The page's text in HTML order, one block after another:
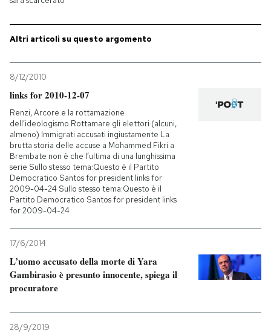
Altri articoli su questo argomento
8/12/2010
links for 2010-12-07
Renzi, Arcore e la rottamazione
dell’ideologismo Rottamare gli elettori (alcuni,
almeno) Immigrati accusati ingiustamente La
brutta storia delle accuse a Mohammed Fikri a
Brembate non è che l’ultima di una lunghissima
serie Sullo stesso tema:Questo è il Partito
Democratico Santos for president links for
2009-04-24 Sullo stesso tema:Questo è il
Partito Democratico Santos for president links
for 2009-04-24
17/6/2014
L’uomo accusato della morte di Yara
Gambirasio è presunto innocente, spiega il
procuratore
28/9/2019